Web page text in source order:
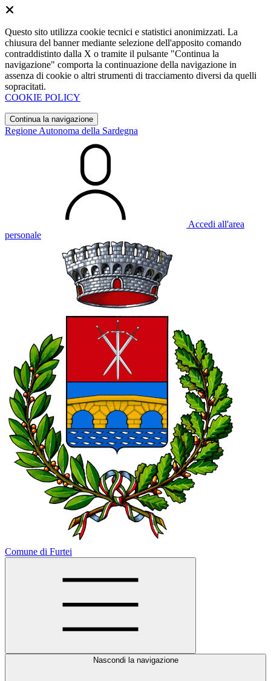
Questo sito utilizza cookie tecnici e statistici anonimizzati. La
chiusura del banner mediante selezione dell'apposito comando
contraddistinto dalla X o tramite il pulsante "Continua la
navigazione" comporta la continuazione della navigazione in
assenza di cookie o altri strumenti di tracciamento diversi da quelli
sopracitati.
COOKIE POLICY
Continua la navigazione
Regione Autonoma della Sardegna
Accedi all'area
personale
Comune di Furtei
Nascondi la navigazione